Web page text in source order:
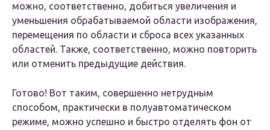
можно, соответственно, добиться увеличения и
уменьшения обрабатываемой области изображения,
перемещения по области и сброса всех указанных
областей. Также, соответственно, можно повторить
или отменить предыдущие действия.
Готово! Вот таким, совершенно нетрудным
способом, практически в полуавтоматическом
режиме, можно успешно и быстро отделять фон от